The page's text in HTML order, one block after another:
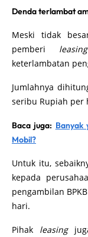
Denda terlambat
Meski tidak
pemberi leasing
keterlambatan
Jumlahnya
seribu Rupiah per
Baca juga: Banyak
Mobil?
Untuk itu,
kepada
pengambilan
hari.
Pihak leasing